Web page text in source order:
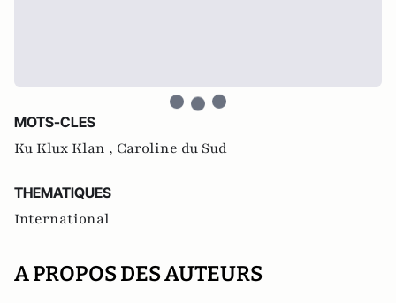
MOTS-CLES
Ku Klux Klan , Caroline du Sud
THEMATIQUES
International
A PROPOS DES AUTEURS